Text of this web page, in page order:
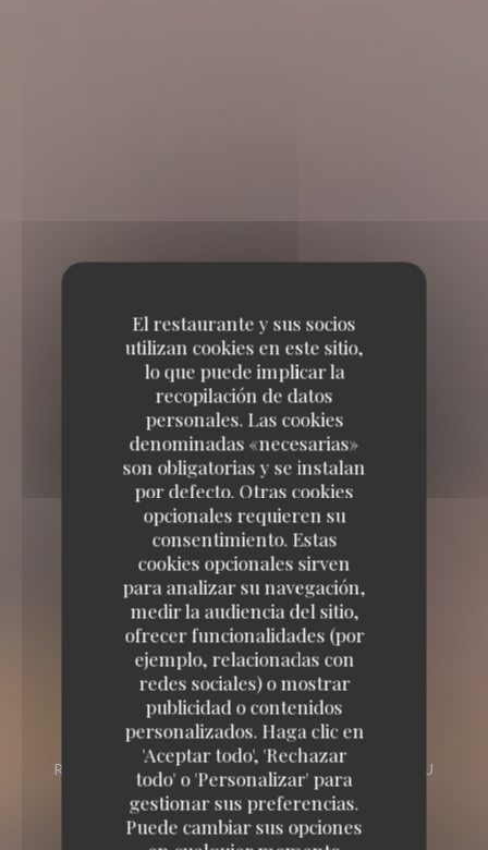
El restaurante y sus socios
utilizan cookies en este sitio,
lo que puede implicar la
recopilación de datos
personales. Las cookies
denominadas «necesarias»
son obligatorias y se instalan
por defecto. Otras cookies
opcionales requieren su
consentimiento. Estas
cookies opcionales sirven
para analizar su navegación,
medir la audiencia del sitio,
ofrecer funcionalidades (por
ejemplo, relacionadas con
redes sociales) o mostrar
publicidad o contenidos
personalizados. Haga clic en
'Aceptar todo', 'Rechazar
todo' o 'Personalizar' para
gestionar sus preferencias.
Puede cambiar sus opciones
Loos'Taminet
RESTAURANTE TRADICIONAL
60 RUE DU
MARECHAL FOCH 59120 LOOS
Loos'Taminet